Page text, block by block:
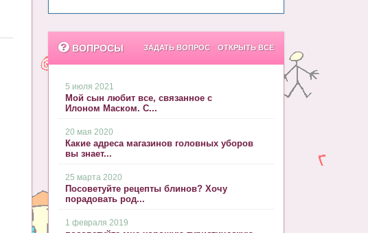
ВОПРОСЫ ОТКРЫТЬ ВСЕ
ЗАДАТЬ ВОПРОС
5 июля 2021
Мой сын любит все, связанное с
Илоном Маском. С...
20 мая 2020
Какие адреса магазинов головных уборов
вы знает...
25 марта 2020
Посоветуйте рецепты блинов? Хочу
порадовать род...
1 февраля 2019